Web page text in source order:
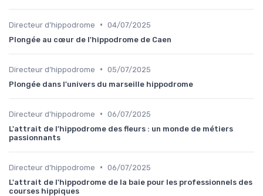
Directeur d’hippodrome • 04/07/2025
Plongée au cœur de l'hippodrome de Caen
Directeur d’hippodrome • 05/07/2025
Plongée dans l'univers du marseille hippodrome
Directeur d’hippodrome • 06/07/2025
L'attrait de l'hippodrome des fleurs : un monde de métiers
passionnants
Directeur d’hippodrome • 06/07/2025
L'attrait de l'hippodrome de la baie pour les professionnels des
courses hippiques